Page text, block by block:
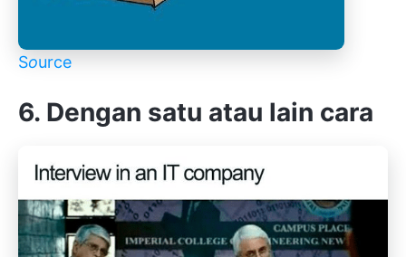
Source
6. Dengan satu atau lain cara